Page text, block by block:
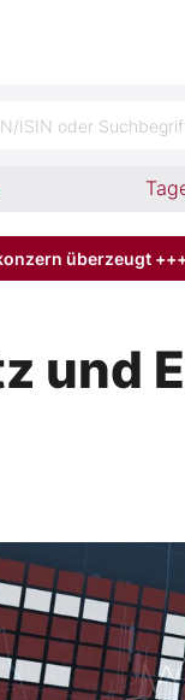
ISIN oder
überzeugt
und